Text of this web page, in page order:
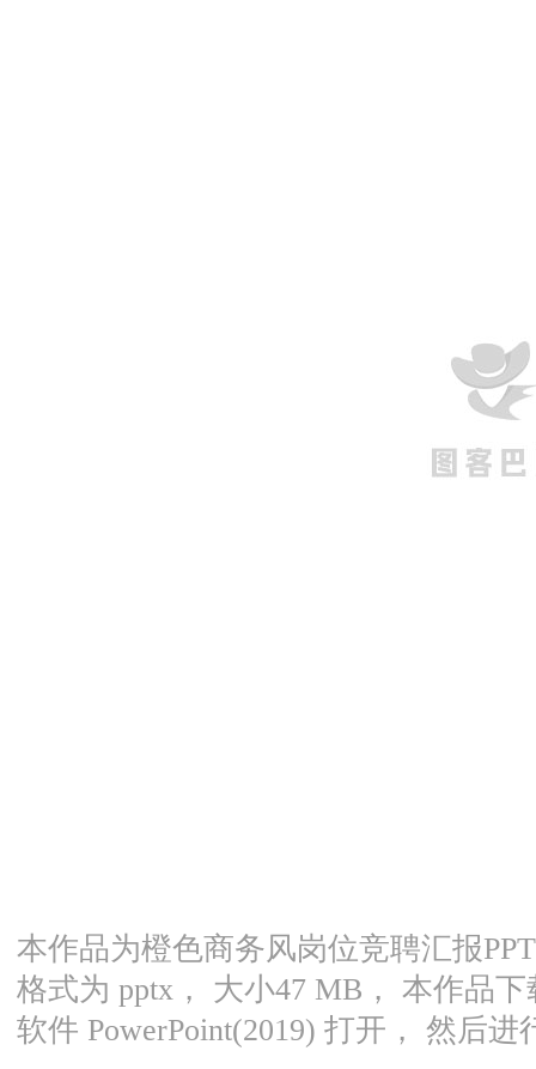
本作品为橙色商务风岗位竞聘汇报
格式为 pptx， 大小47 MB， 本作品
软件 PowerPoint(2019) 打开， 然后进